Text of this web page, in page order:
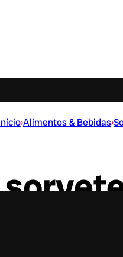
›Alimentos & Bebidas›